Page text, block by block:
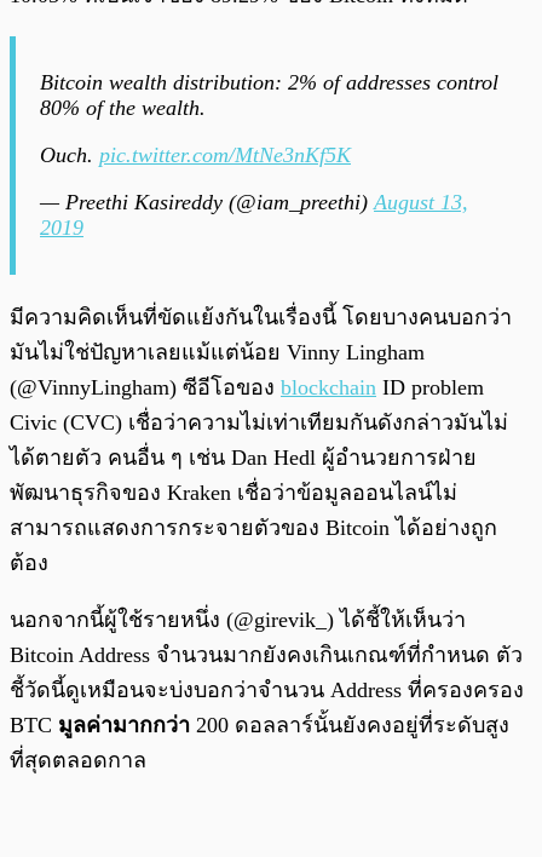
Bitcoin wealth distribution: 2% of addresses control
80% of the wealth.
Ouch. pic.twitter.com/MtNe3nKf5K
— Preethi Kasireddy (@iam_preethi) August 13,
2019
มีความคิดเห็นที่ขัดแย้งกันในเรื่องนี้ โดยบางคนบอกว่า
มันไม่ใช่ปัญหาเลยแม้แต่น้อย Vinny Lingham
(@VinnyLingham) ซีอีโอของ blockchain ID problem
Civic (CVC) เชื่อว่าความไม่เท่าเทียมกันดังกล่าวมันไม่
ได้ตายตัว คนอื่น ๆ เช่น Dan Hedl ผู้อำนวยการฝ่าย
พัฒนาธุรกิจของ Kraken เชื่อว่าข้อมูลออนไลน์ไม่
สามารถแสดงการกระจายตัวของ Bitcoin ได้อย่างถูก
ต้อง
นอกจากนี้ผู้ใช้รายหนึ่ง (@girevik_) ได้ชี้ให้เห็นว่า
Bitcoin Address จำนวนมากยังคงเกินเกณฑ์ที่กำหนด ตัว
ชี้วัดนี้ดูเหมือนจะบ่งบอกว่าจำนวน Address ที่ครองครอง
BTC มูลค่ามากกว่า 200 ดอลลาร์นั้นยังคงอยู่ที่ระดับสูง
ที่สุดตลอดกาล